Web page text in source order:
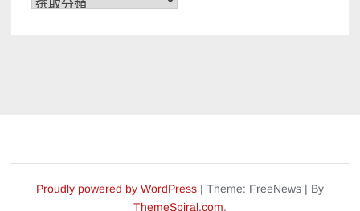
Proudly powered by WordPress | Theme: FreeNews | By
ThemeSpiral.com.